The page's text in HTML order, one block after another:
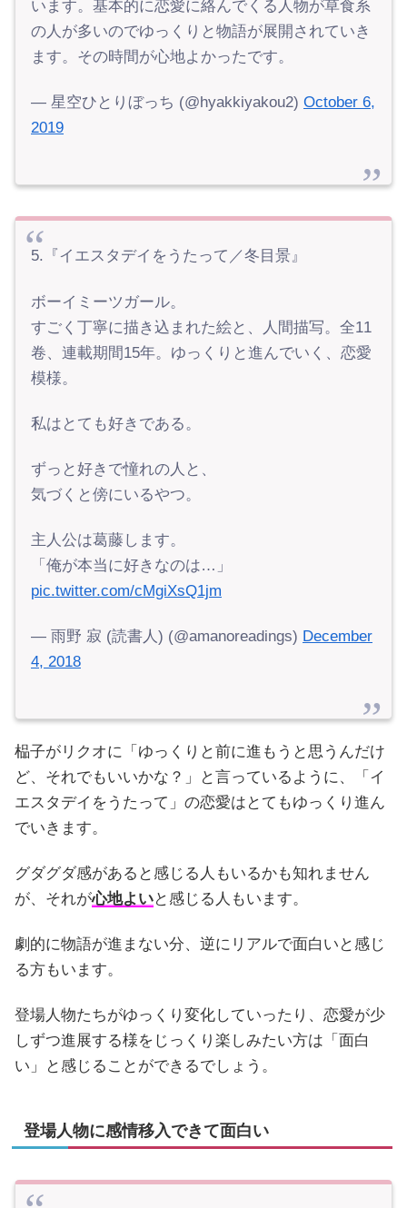
います。基本的に恋愛に絡んでくる人物が草食系
の人が多いのでゆっくりと物語が展開されていき
ます。その時間が心地よかったです。
— 星空ひとりぼっち (@hyakkiyakou2) October 6,
2019
5.『イエスタデイをうたって／冬目景』
ボーイミーツガール。
すごく丁寧に描き込まれた絵と、人間描写。全11
卷、連載期間15年。ゆっくりと進んでいく、恋愛
模様。
私はとても好きである。
ずっと好きで憧れの人と、
気づくと傍にいるやつ。
主人公は葛藤します。
「俺が本当に好きなのは…」
pic.twitter.com/cMgiXsQ1jm
— 雨野 寂 (読書人) (@amanoreadings) December
4, 2018
榀子がリクオに「ゆっくりと前に進もうと思うんだけ
ど、それでもいいかな？」と言っているように、「イ
エスタデイをうたって」の恋愛はとてもゆっくり進ん
でいきます。
グダグダ感があると感じる人もいるかも知れません
が、それが心地よいと感じる人もいます。
劇的に物語が進まない分、逆にリアルで面白いと感じ
る方もいます。
登場人物たちがゆっくり変化していったり、恋愛が少
しずつ進展する様をじっくり楽しみたい方は「面白
い」と感じることができるでしょう。
登場人物に感情移入できて面白い